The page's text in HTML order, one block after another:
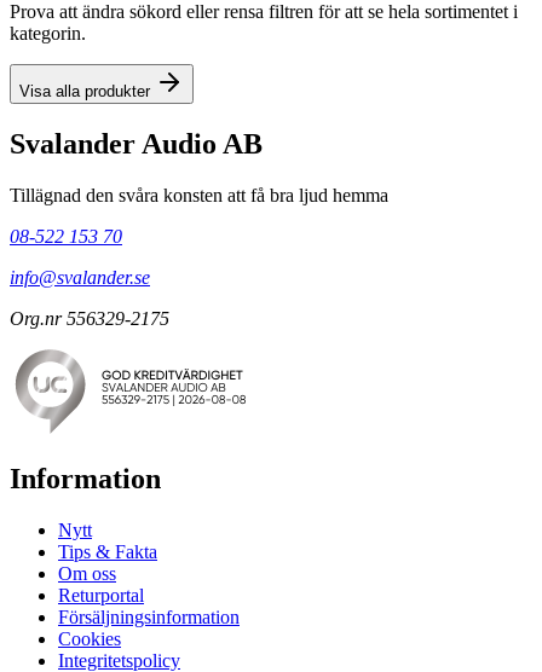
Prova att ändra sökord eller rensa filtren för att se hela sortimentet i
kategorin.
Visa alla produkter
Svalander Audio AB
Tillägnad den svåra konsten att få bra ljud hemma
08-522 153 70
info@svalander.se
Org.nr 556329-2175
Information
Nytt
Tips & Fakta
Om oss
Returportal
Försäljningsinformation
Cookies
Integritetspolicy